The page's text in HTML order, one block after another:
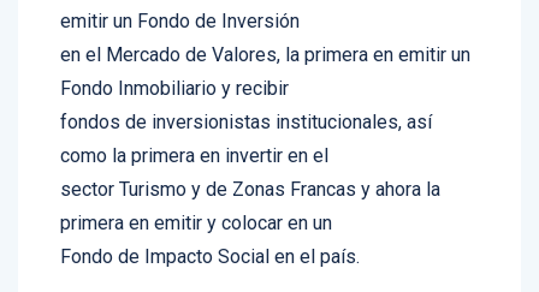
emitir un Fondo de Inversión
en el Mercado de Valores, la primera en emitir un
Fondo Inmobiliario y recibir
fondos de inversionistas institucionales, así
como la primera en invertir en el
sector Turismo y de Zonas Francas y ahora la
primera en emitir y colocar en un
Fondo de Impacto Social en el país.